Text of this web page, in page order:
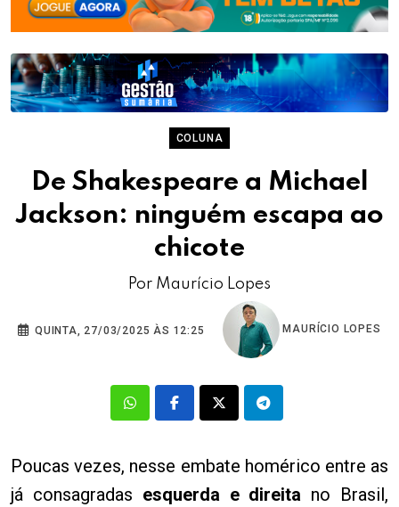
COLUNA
De Shakespeare a Michael
Jackson: ninguém escapa ao
chicote
Por Maurício Lopes
QUINTA, 27/03/2025 ÀS 12:25 MAURÍCIO LOPES
Poucas vezes, nesse embate homérico entre as
já consagradas esquerda e direita no Brasil,